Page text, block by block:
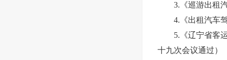
3.《巡游出租汽
4.《出租汽车驾
5.《辽宁省客运
十九次会议通过）